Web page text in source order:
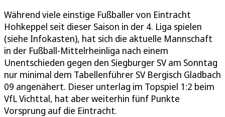
Während viele einstige Fußballer von Eintracht
Hohkeppel seit dieser Saison in der 4. Liga spielen
(siehe Infokasten), hat sich die aktuelle Mannschaft
in der Fußball-Mittelrheinliga nach einem
Unentschieden gegen den Siegburger SV am Sonntag
nur minimal dem Tabellenführer SV Bergisch Gladbach
09 angenähert. Dieser unterlag im Topspiel 1:2 beim
VfL Vichttal, hat aber weiterhin fünf Punkte
Vorsprung auf die Eintracht.